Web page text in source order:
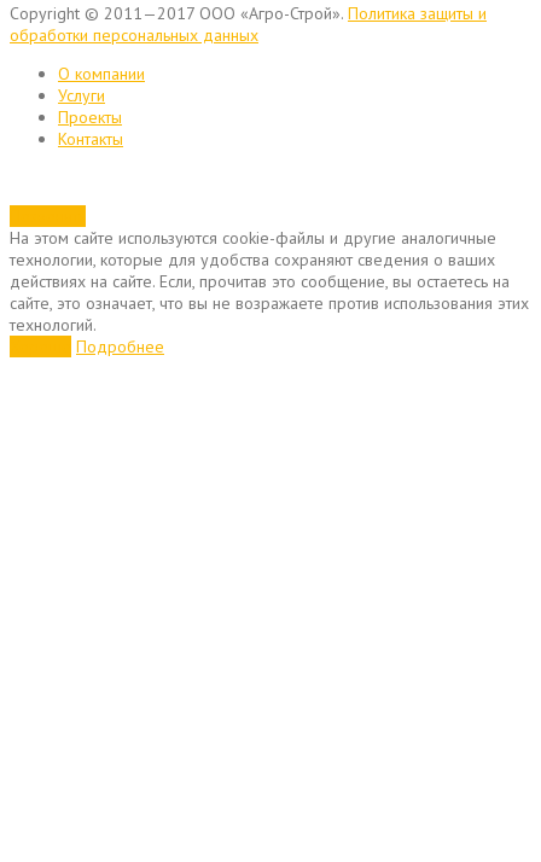
Copyright © 2011—2017 ООО «Агро-Строй». Политика защиты и
обработки персональных данных
О компании
Услуги
Проекты
Контакты
На этом сайте используются cookie-файлы и другие аналогичные
технологии, которые для удобства сохраняют сведения о ваших
действиях на сайте. Если, прочитав это сообщение, вы остаетесь на
сайте, это означает, что вы не возражаете против использования этих
технологий.
Подробнее